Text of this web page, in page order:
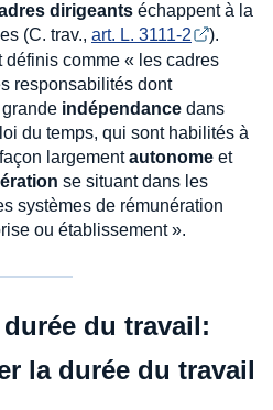
dirigeants échappent à la
(C. trav., art. L. 3111-2
).
définis comme « les cadres
responsabilités dont
indépendance dans
du temps, qui sont habilités à
largementautonome et
se situant dans les
systèmes de rémunération
ou établissement ».
du travail:
la durée du travail